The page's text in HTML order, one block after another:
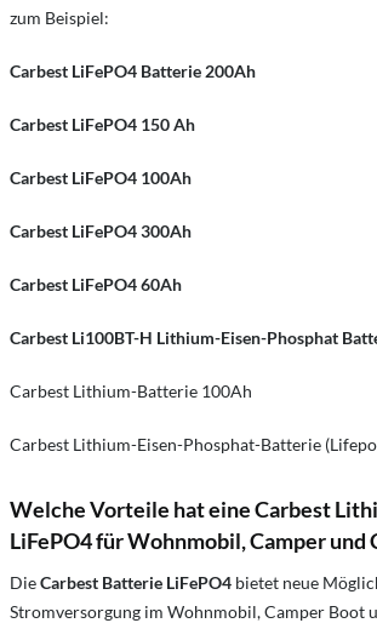
zum Beispiel:
Carbest LiFePO4 Batterie 200Ah
Carbest LiFePO4 150 Ah
Carbest LiFePO4 100Ah
Carbest LiFePO4300Ah
Carbest LiFePO460Ah
Carbest Li100BT-H Lithium-Eisen-Phosphat
Carbest Lithium-Batterie 100Ah
Carbest Lithium-Eisen-Phosphat-Batterie
Welche Vorteile hat eine Carbest
LiFePO4 für Wohnmobil, Camper und
DieCarbest Batterie LiFePO4 bietet neue
Stromversorgung im Wohnmobil, Camper Boot